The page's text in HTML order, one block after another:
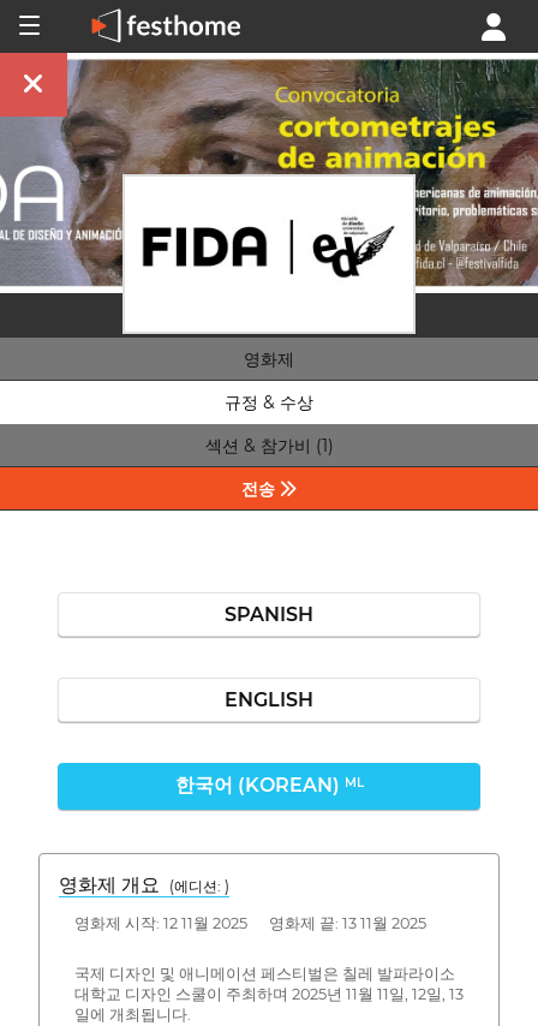
영화제
규정 & 수상
섹션 & 참가비 (1)
전송
SPANISH
ENGLISH
한국어 (KOREAN) ML
영화제 개요 (에디션: )
영화제 시작: 12 11월 2025 영화제 끝: 13 11월 2025
국제 디자인 및 애니메이션 페스티벌은 칠레 발파라이소
대학교 디자인 스쿨이 주최하며 2025년 11월 11일, 12일, 13
일에 개최됩니다.